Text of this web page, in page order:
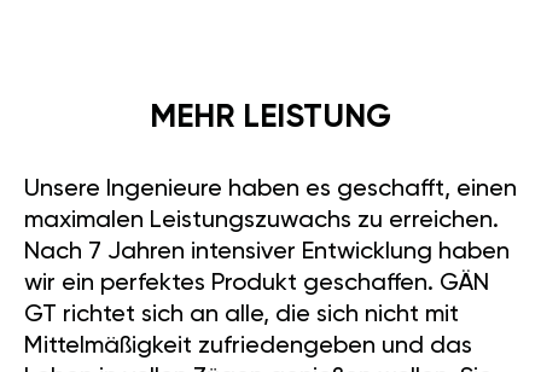
MEHR LEISTUNG
Unsere Ingenieure haben es geschafft, einen
maximalen Leistungszuwachs zu erreichen.
Nach 7 Jahren intensiver Entwicklung haben
wir ein perfektes Produkt geschaffen. GÄN
GT richtet sich an alle, die sich nicht mit
Mittelmäßigkeit zufriedengeben und das